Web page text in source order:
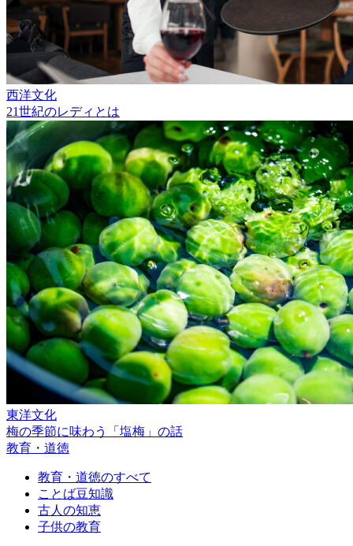
西洋文化
21世紀のレディとは
東洋文化
梅の季節に味わう「塩梅」の話
教育・道徳
教育・道徳のすべて
ことば豆知識
古人の知恵
子供の教育